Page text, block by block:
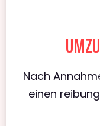
Nach
einen